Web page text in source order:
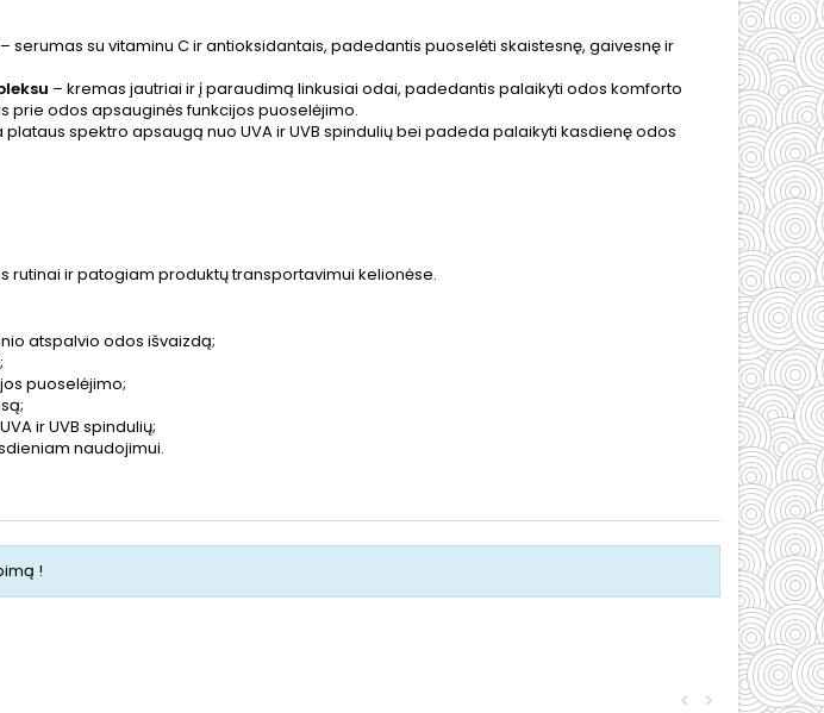
– serumas su vitaminu C ir antioksidantais, padedantis puoselėti skaistesnę, gaivesnę ir
– kremas jautriai ir į paraudimą linkusiai odai, padedantis palaikyti odos komforto
prie odos apsauginės funkcijos puoselėjimo.
plataus spektro apsaugą nuo UVA ir UVB spindulių bei padeda palaikyti kasdienę odos
rutinai ir patogiam produktų transportavimui kelionėse.
atspalvio odos išvaizdą;
puoselėjimo;
ir UVB spindulių;
naudojimui.
!
>
<